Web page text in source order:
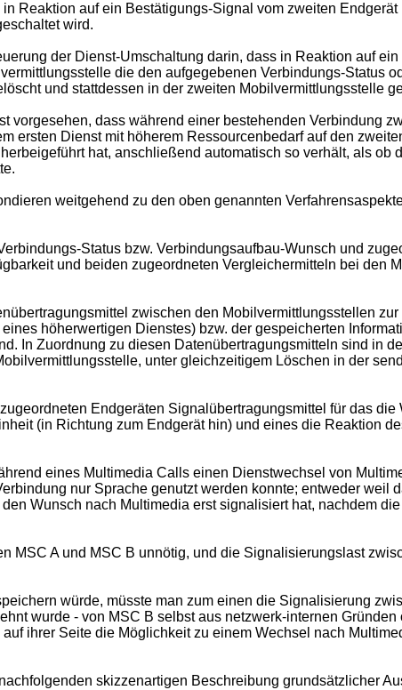
Reaktion auf ein Bestätigungs-Signal vom zweiten
wird.
der Dienst-Umschaltung darin, dass in Reaktion auf
die den aufgegebenen Verbindungs-Status
und stattdessen in der zweiten Mobilvermittlungsstelle
vorgesehen, dass während einer bestehenden Verbindung
ersten Dienst mit höherem Ressourcenbedarf auf den
hat, anschließend automatisch so verhält, als ob
weitgehend zu den oben genannten
Status bzw. Verbindungsaufbau-Wunsch und
und beiden zugeordneten Vergleichermitteln bei den
zwischen den Mobilvermittlungsstellen
höherwertigen Dienstes) bzw. der gespeicherten
In Zuordnung zu diesen Datenübertragungsmitteln sind in
unter gleichzeitigem Löschen in der
Endgeräten Signalübertragungsmittel für das die
(in Richtung zum Endgerät hin) und eines die Reaktion
eines Multimedia Calls einen Dienstwechsel von
nur Sprache genutzt werden konnte; entweder weil
Wunsch nach Multimedia erst signalisiert hat, nachdem
MSC A und MSC B unnötig, und die Signalisierungslast
würde, müsste man zum einen die Signalisierung
wurde - von MSC B selbst aus netzwerk-internen Gründen
ihrer Seite die Möglichkeit zu einem Wechsel nach
skizzenartigen Beschreibung grundsätzlicher